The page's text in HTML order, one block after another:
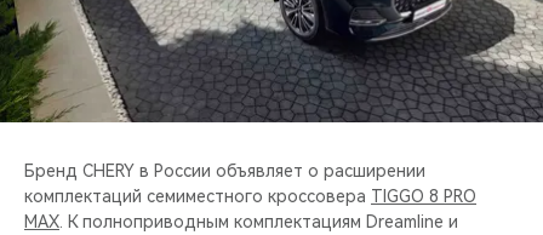
CHERY И СПОРТ
НАШИ МЕРОПРИЯТИЯ
ВИДЕООБЗОРЫ
Бренд CHERY в России объявляет о расширении
комплектаций семиместного кроссовера TIGGO 8 PRO
MAX . К полноприводным комплектациям Dreamline и